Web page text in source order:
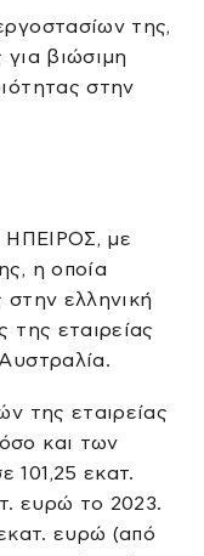
της,
βιώσιμη
στην
ΗΠΕΙΡΟΣ, με
η οποία
ελληνική
της εταιρείας
της εταιρείας
και των
101,25 εκατ.
ευρώ το 2023.
ευρώ (από